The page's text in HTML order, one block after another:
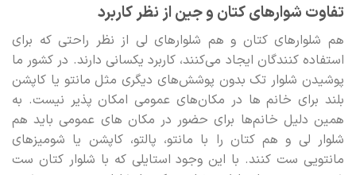
تفاوت شوارهای کتان و جین از نظر کاربرد
هم شلوارهای کتان و هم شلوارهای لی از نظر راحتی که برای
استفاده کنندگان ایجاد می‌کنند، کاربرد یکسانی دارند. در کشور ما
پوشیدن شلوار تک بدون پوشش‌های دیگری مثل مانتو یا کاپشن
بلند برای خانم ها در مکان‌های عمومی امکان پذیر نیست. به
همین دلیل خانم‌ها برای حضور در مکان های عمومی باید هم
شلوار لی و هم کتان را با مانتو، پالتو، کاپشن یا شومیزهای
مانتویی ست کنند. با این وجود استایلی که با شلوار کتان ست